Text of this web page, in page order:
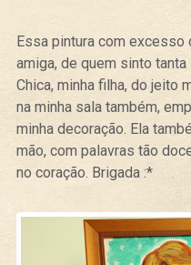
Essa pintura com
amiga, de quem sinto
Chica, minha filha, do jeito
na minha sala também,
minha decoração. Ela
mão, com palavras tão
no coração. Brigada :*